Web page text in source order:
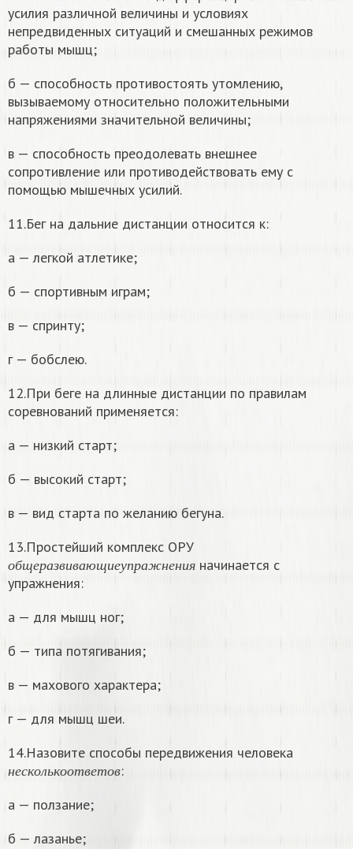
усилия различной величины и условиях
непредвиденных ситуаций и смешанных режимов
работы мышц;
б — способность противостоять утомлению,
вызываемому относительно положительными
напряжениями значительной величины;
в — способность преодолевать внешнее
сопротивление или противодействовать ему с
помощью мышечных усилий.
11.Бег на дальние дистанции относится к:
а — легкой атлетике;
б — спортивным играм;
в — спринту;
г — бобслею.
12.При беге на длинные дистанции по правилам
соревнований применяется:
а — низкий старт;
б — высокий старт;
в — вид старта по желанию бегуна.
13.Простейший комплекс ОРУ
о б щ е р а з в и в а ю щ и е у п р а ж н е н ия
общеразвивающиеупраж нен и начинается с
упражнения:
а — для мышц ног;
б — типа потягивания;
в — махового характера;
г — для мышц шеи.
14.Назовите способы передвижения человека
н е с к ол ьк о о т в е т о в
нес колько от ветов:
а — ползание;
б — лазанье;